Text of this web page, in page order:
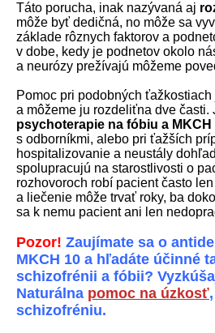
Táto porucha, inak nazývaná aj
môže byť dedičná, no môže sa
základe rôznych faktorov a
v dobe, kedy je podnetov okolo
a neurózy prežívajú môžeme
Pomoc pri podobných
a môžeme ju rozdeliťna dve časti.
psychoterapie na fóbiu a MKCH
s odborníkmi, alebo pri ťažších
hospitalizovanie a neustály
spolupracujú na starostlivosti o
rozhovoroch robí pacient často
a liečenie môže trvať roky, ba
sa k nemu pacient ani len
Pozor! Zaujímate sa o
MKCH 10 a hľadáte účinné
schizofrénii a fóbii?
Naturálna pomoc na úzkosť
schizofréniu.